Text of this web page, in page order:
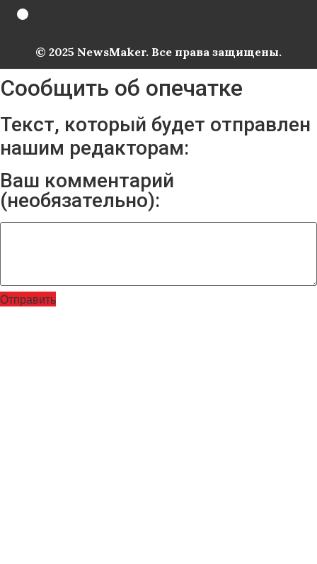
© 2025 NewsMaker. Все права защищены.
Сообщить об опечатке
Текст, который будет отправлен
нашим редакторам:
Ваш комментарий
(необязательно):
Отправить